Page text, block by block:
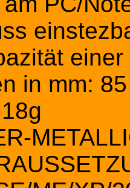
in mm: